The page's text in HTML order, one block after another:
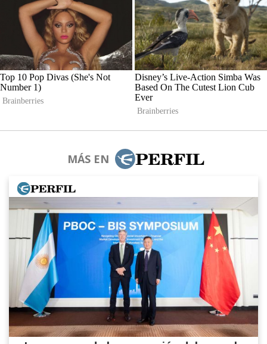
MÁS EN